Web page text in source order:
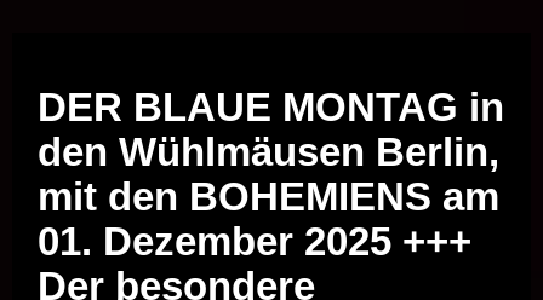
DER BLAUE MONTAG in
den Wühlmäusen Berlin,
mit den BOHEMIENS am
01. Dezember 2025 +++
Der besondere